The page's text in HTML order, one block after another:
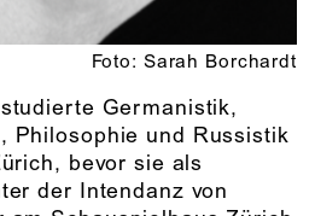
Foto: Sarah Borchardt
Germanistik,
Philosophie und Russistik
bevor sie als
der Intendanz von